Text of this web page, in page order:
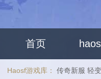
首页
Haosf游戏库： 传奇新服 轻